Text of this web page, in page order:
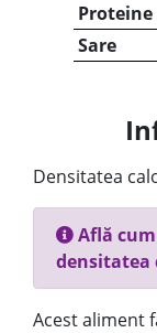
Proteine
Sare
Densitatea
Află
densitatea
Acest aliment